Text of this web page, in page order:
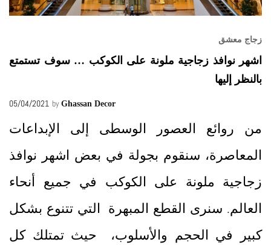
زجاج معشق
اشهر نوافذ زجاجية ملونة على الكوكب … سوف تستمتع
بالنظر إليها
05/04/2021 by Ghassan Decor
من روائع العصور الوسطى إلى الإبداعات
المعاصرة، سنقوم بجولة في بعض اشهر نوافذ
زجاجية ملونة على الكوكب في جميع أنحاء
العالم. سنرى القطع المبهرة التي تتنوع بشكل
كبير في الحجم والأسلوب، حيث تمتلك كل